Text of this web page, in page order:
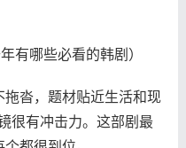
沓，题材贴近生活和现
很有冲击力。这部剧最